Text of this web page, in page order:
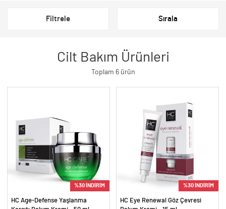
Filtrele Sırala
Cilt Bakım Ürünleri
Toplam 6 ürün
%30 İNDİRİM
HC Age-Defense Yaşlanma
%30 İNDİRİM
HC Eye Renewal Göz Çevresi